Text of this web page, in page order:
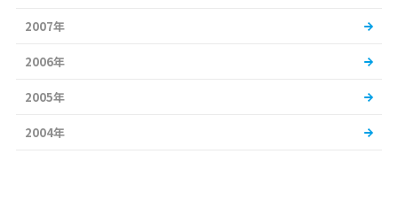
2007年
2006年
2005年
2004年